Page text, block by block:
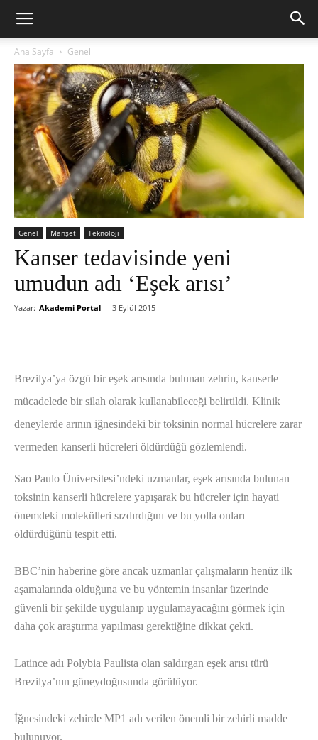
Ana Sayfa Genel
Genel Manşet Teknoloji
Kanser tedavisinde yeni
umudun adı ‘Eşek arısı’
Yazar: Akademi Portal - 3 Eylül 2015
Brezilya’ya özgü bir eşek arısında bulunan zehrin, kanserle
mücadelede bir silah olarak kullanabileceği belirtildi. Klinik
deneylerde arının iğnesindeki bir toksinin normal hücrelere zarar
vermeden kanserli hücreleri öldürdüğü gözlemlendi.
Sao Paulo Üniversitesi’ndeki uzmanlar, eşek arısında bulunan
toksinin kanserli hücrelere yapışarak bu hücreler için hayati
önemdeki molekülleri sızdırdığını ve bu yolla onları
öldürdüğünü tespit etti.
BBC’nin haberine göre ancak uzmanlar çalışmaların henüz ilk
aşamalarında olduğuna ve bu yöntemin insanlar üzerinde
güvenli bir şekilde uygulanıp uygulamayacağını görmek için
daha çok araştırma yapılması gerektiğine dikkat çekti.
Latince adı Polybia Paulista olan saldırgan eşek arısı türü
Brezilya’nın güneydoğusunda görülüyor.
İğnesindeki zehirde MP1 adı verilen önemli bir zehirli madde
bulunuyor.